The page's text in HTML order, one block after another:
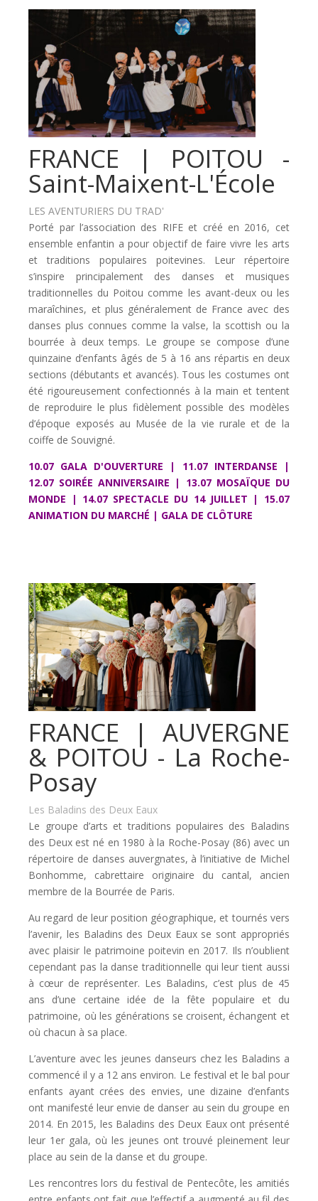
FRANCE | POITOU -
Saint-Maixent-L'École
LES AVENTURIERS DU TRAD'
Porté par l’association des RIFE et créé en 2016, cet
ensemble enfantin a pour objectif de faire vivre les arts
et traditions populaires poitevines. Leur répertoire
s’inspire principalement des danses et musiques
traditionnelles du Poitou comme les avant-deux ou les
maraîchines, et plus généralement de France avec des
danses plus connues comme la valse, la scottish ou la
bourrée à deux temps. Le groupe se compose d’une
quinzaine d’enfants âgés de 5 à 16 ans répartis en deux
sections (débutants et avancés). Tous les costumes ont
été rigoureusement confectionnés à la main et tentent
de reproduire le plus fidèlement possible des modèles
d’époque exposés au Musée de la vie rurale et de la
coiffe de Souvigné.
10.07 GALA D'OUVERTURE | 11.07 INTERDANSE |
12.07 SOIRÉE ANNIVERSAIRE | 13.07 MOSAÏQUE DU
MONDE | 14.07 SPECTACLE DU 14 JUILLET | 15.07
ANIMATION DU MARCHÉ | GALA DE CLÔTURE
FRANCE | AUVERGNE
& POITOU - La Roche-
Posay
Les Baladins des Deux Eaux
Le groupe d’arts et traditions populaires des Baladins
des Deux est né en 1980 à la Roche-Posay (86) avec un
répertoire de danses auvergnates, à l’initiative de Michel
Bonhomme, cabrettaire originaire du cantal, ancien
membre de la Bourrée de Paris.
Au regard de leur position géographique, et tournés vers
l’avenir, les Baladins des Deux Eaux se sont appropriés
avec plaisir le patrimoine poitevin en 2017. Ils n’oublient
cependant pas la danse traditionnelle qui leur tient aussi
à cœur de représenter. Les Baladins, c’est plus de 45
ans d’une certaine idée de la fête populaire et du
patrimoine, où les générations se croisent, échangent et
où chacun à sa place.
L’aventure avec les jeunes danseurs chez les Baladins a
commencé il y a 12 ans environ. Le festival et le bal pour
enfants ayant crées des envies, une dizaine d’enfants
ont manifesté leur envie de danser au sein du groupe en
2014. En 2015, les Baladins des Deux Eaux ont présenté
leur 1 er gala, où les jeunes ont trouvé pleinement leur
place au sein de la danse et du groupe.
Les rencontres lors du festival de Pentecôte, les amitiés